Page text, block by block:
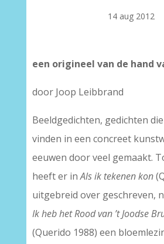
14 aug 2012
een origineel van de hand
door Joop Leibbrand
Beeldgedichten, gedichten
vinden in een concreet
eeuwen door veel gemaakt.
heeft er inAls ik tekenen kon
uitgebreid over geschreven,
Ik heb het Rood van ’t Joodse
(Querido 1988) een